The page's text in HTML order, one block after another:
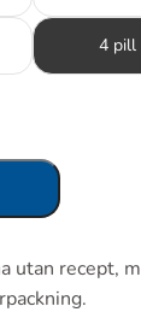
4 pill
utan recept,